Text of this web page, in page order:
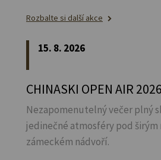
Rozbalte si další akce
15. 8. 2026
CHINASKI OPEN AIR 2026
Nezapomenutelný večer plný
jedinečné atmosféry pod širým
zámeckém nádvoří.